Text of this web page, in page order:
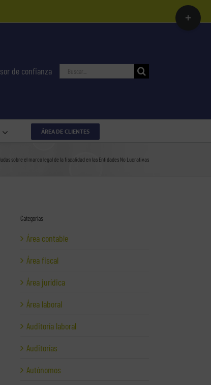
de confianza Buscar:
ÁREA DE CLIENTES
sobre el marco legal de la fiscalidad en las Entidades No Lucrativas
Categorías
Área contable
Área fiscal
Área jurídica
Área laboral
Auditoría laboral
Auditorías
Autónomos
Toggle
Sliding